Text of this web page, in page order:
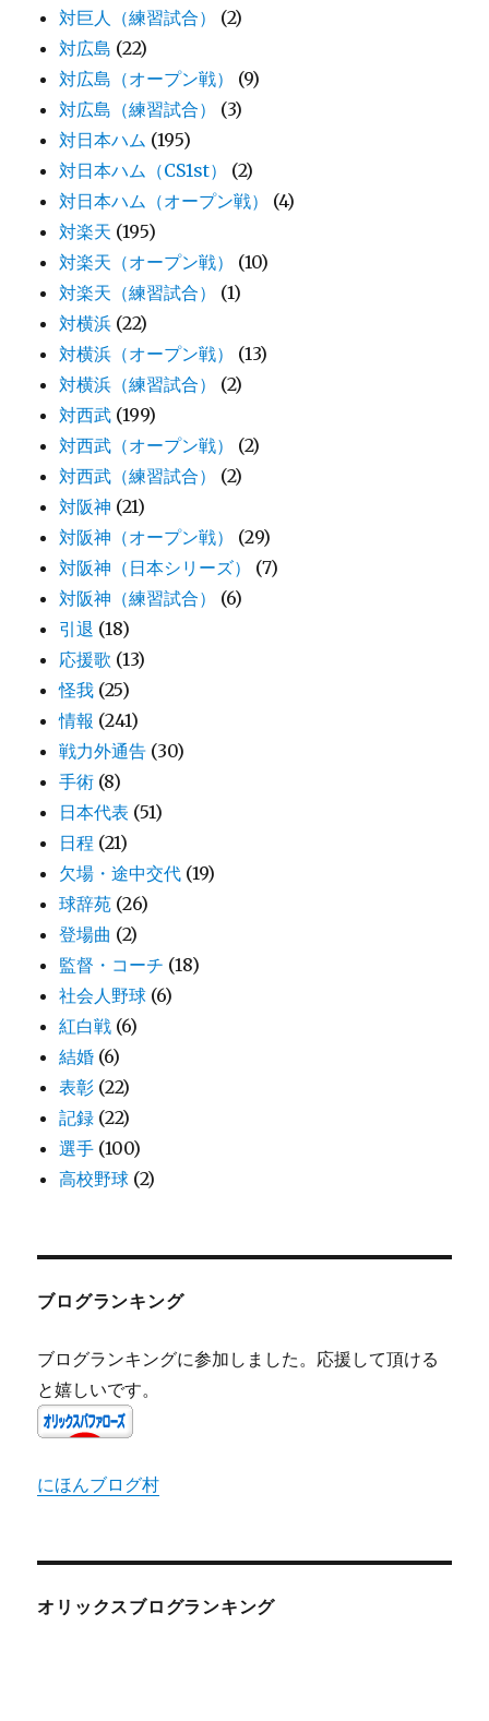
対巨人（練習試合）
(2)
対広島 (22)
対広島（オープン戦）
(9)
対広島（練習試合）
(3)
対日本ハム (195)
対日本ハム（CS1st）
(2)
対日本ハム（オープン戦）
(4)
対楽天 (195)
対楽天（オープン戦）
(10)
対楽天（練習試合）
(1)
対横浜 (22)
対横浜（オープン戦）
(13)
対横浜（練習試合）
(2)
対西武 (199)
対西武（オープン戦）
(2)
対西武（練習試合）
(2)
対阪神 (21)
対阪神（オープン戦）
(29)
対阪神（日本シリーズ）
(7)
対阪神（練習試合）
(6)
引退 (18)
応援歌 (13)
怪我 (25)
情報 (241)
戦力外通告 (30)
手術 (8)
日本代表 (51)
日程 (21)
欠場・途中交代 (19)
球辞苑 (26)
登場曲 (2)
監督・コーチ (18)
社会人野球 (6)
紅白戦 (6)
結婚 (6)
表彰 (22)
記録 (22)
選手 (100)
高校野球 (2)
ブログランキング
ブログランキングに参加しました。応援して頂ける
と嬉しいです。
にほんブログ村
オリックスブログランキング